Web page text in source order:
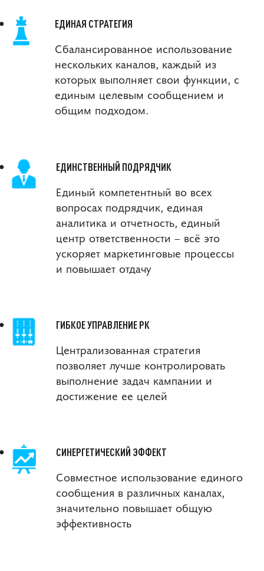
ЕДИНАЯ СТРАТЕГИЯ
Сбалансированное использование
нескольких каналов, каждый из
которых выполняет свои функции, с
единым целевым сообщением и
общим подходом.
ЕДИНСТВЕННЫЙ ПОДРЯДЧИК
Единый компетентный во всех
вопросах подрядчик, единая
аналитика и отчетность, единый
центр ответственности – всё это
ускоряет маркетинговые процессы
и повышает отдачу
ГИБКОЕ УПРАВЛЕНИЕ РК
Централизованная стратегия
позволяет лучше контролировать
выполнение задач кампании и
достижение ее целей
СИНЕРГЕТИЧЕСКИЙ ЭФФЕКТ
Совместное использование единого
сообщения в различных каналах,
значительно повышает общую
эффективность